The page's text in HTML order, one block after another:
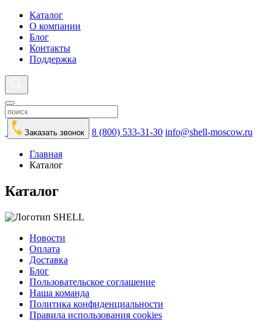
Каталог
О компании
Блог
Контакты
Поддержка
Заказать звонок 8 (800) 533-31-30 info@shell-moscow.ru
Главная
Каталог
Каталог
Новости
Оплата
Доставка
Блог
Пользовательское соглашение
Наша команда
Политика конфиденциальности
Правила использования cookies